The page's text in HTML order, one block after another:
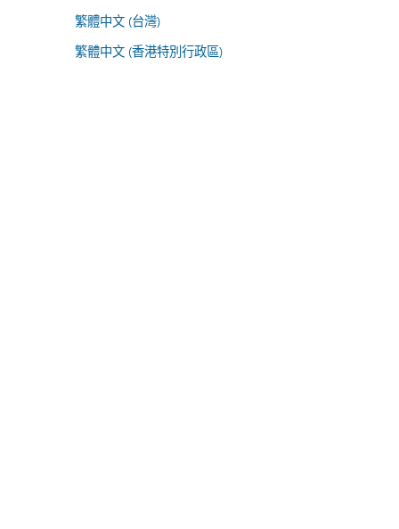
繁體中文 (台灣)
繁體中文 (香港特別行政區)